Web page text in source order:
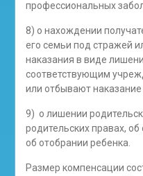
профессиональных
8) о нахождении
его семьи под стражей
наказания в виде
соответствующим
или отбывают
9) о лишении
родительских правах,
об отобрании ребенка.
Размер компенсации